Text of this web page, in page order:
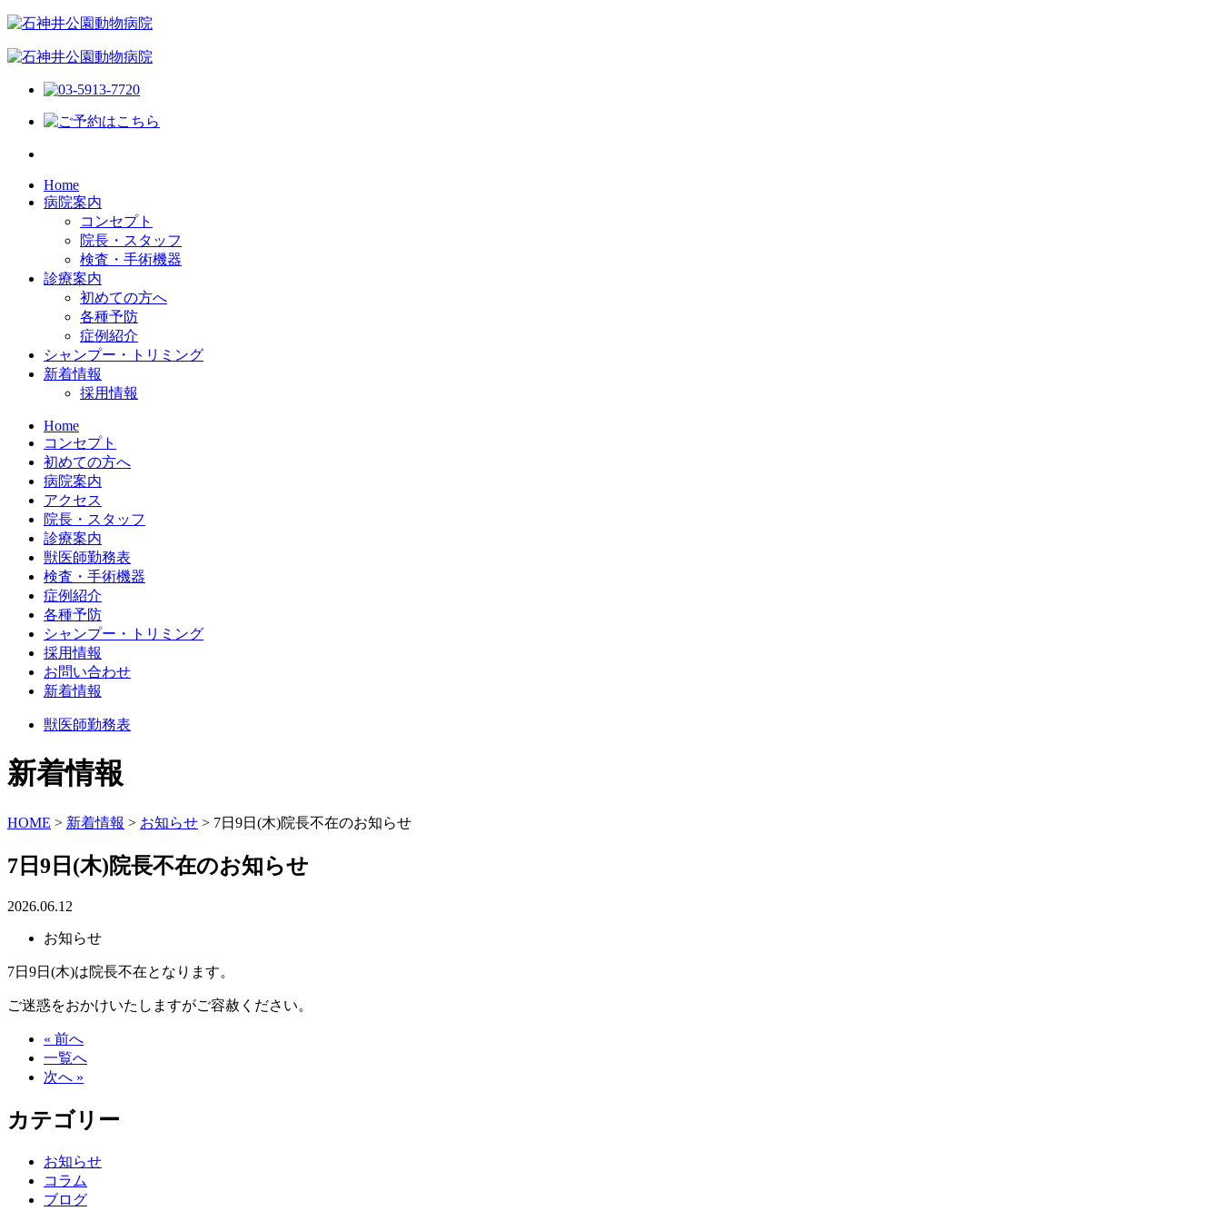
Home
病院案内
コンセプト
院長・スタッフ
検査・手術機器
診療案内
初めての方へ
各種予防
症例紹介
シャンプー・トリミング
新着情報
採用情報
Home
コンセプト
初めての方へ
病院案内
アクセス
院長・スタッフ
診療案内
獣医師勤務表
検査・手術機器
症例紹介
各種予防
シャンプー・トリミング
採用情報
お問い合わせ
新着情報
獣医師勤務表
新着情報
HOME > 新着情報 > お知らせ > 7日9日(木)院長不在のお知らせ
7日9日(木)院長不在のお知らせ
2026.06.12
お知らせ
7日9日(木)は院長不在となります。
ご迷惑をおかけいたしますがご容赦ください。
« 前へ
一覧へ
次へ »
カテゴリー
お知らせ
コラム
ブログ